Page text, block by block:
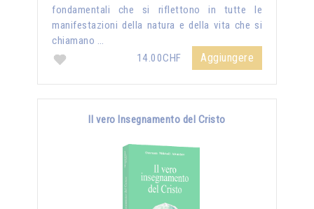
fondamentali che si riflettono in tutte le
manifestazioni della natura e della vita che si
chiamano …
14.00CHF
Aggiungere
Il vero Insegnamento del Cristo